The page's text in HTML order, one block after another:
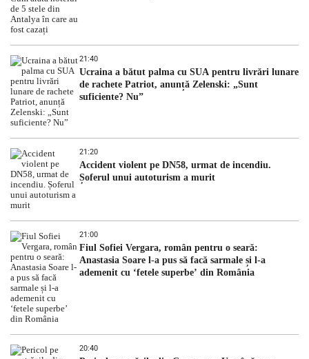
21:40
Ucraina a bătut palma cu SUA pentru livrări lunare
de rachete Patriot, anunță Zelenski: „Sunt
suficiente? Nu”
21:20
Accident violent pe DN58, urmat de incendiu.
Șoferul unui autoturism a murit
21:00
Fiul Sofiei Vergara, român pentru o seară:
Anastasia Soare l-a pus să facă sarmale și l-a
ademenit cu ‘fetele superbe’ din România
20:40